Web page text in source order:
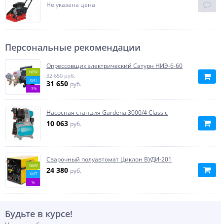
Не указана цена
Персональные рекомендации
NEW
ХИТ
-3%
Опрессовщик электрический Сатурн НИЭ-6-60
32 650 руб.
31 650 руб.
Насосная станция Gardena 3000/4 Classic
10 063 руб.
NEW
ХИТ
%
Сварочный полуавтомат Циклон ВУДИ-201
24 380 руб.
Будьте в курсе!